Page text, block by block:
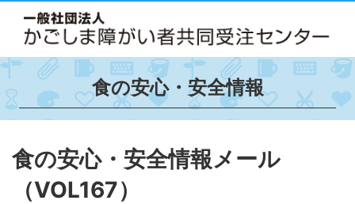
食の安心・安全情報
食の安心・安全情報メール
（VOL167）